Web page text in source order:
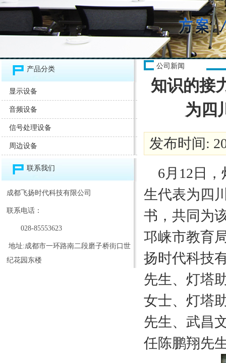
产品分类
显示设备
音频设备
信号处理设备
周边设备
联系我们
成都飞扬时代科技有限公司
联系电话：
028-85553623
地址:成都市一环路南二段磨子桥街口世
纪花园东楼
公司新闻
知识的接
为四
发布时间:
6月12日
生代表为四
书，共同为
邛崃市教育
扬时代科技
先生、灯塔
女士、灯塔
先生、武昌
任陈鹏翔先